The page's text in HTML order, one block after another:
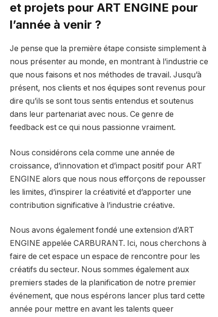
et projets pour ART ENGINE pour
l’année à venir ?
Je pense que la première étape consiste simplement à
nous présenter au monde, en montrant à l’industrie ce
que nous faisons et nos méthodes de travail. Jusqu’à
présent, nos clients et nos équipes sont revenus pour
dire qu’ils se sont tous sentis entendus et soutenus
dans leur partenariat avec nous. Ce genre de
feedback est ce qui nous passionne vraiment.
Nous considérons cela comme une année de
croissance, d’innovation et d’impact positif pour ART
ENGINE alors que nous nous efforçons de repousser
les limites, d’inspirer la créativité et d’apporter une
contribution significative à l’industrie créative.
Nous avons également fondé une extension d’ART
ENGINE appelée CARBURANT. Ici, nous cherchons à
faire de cet espace un espace de rencontre pour les
créatifs du secteur. Nous sommes également aux
premiers stades de la planification de notre premier
événement, que nous espérons lancer plus tard cette
année pour mettre en avant les talents queer